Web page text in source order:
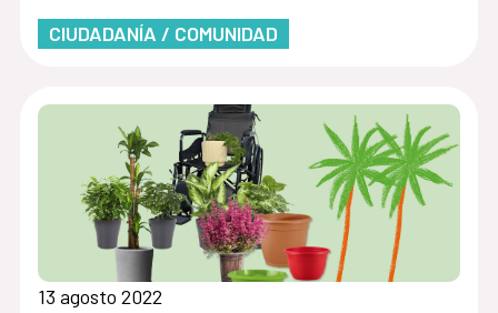
[Sesión 2]
CIUDADANÍA / COMUNIDAD
13 agosto 2022